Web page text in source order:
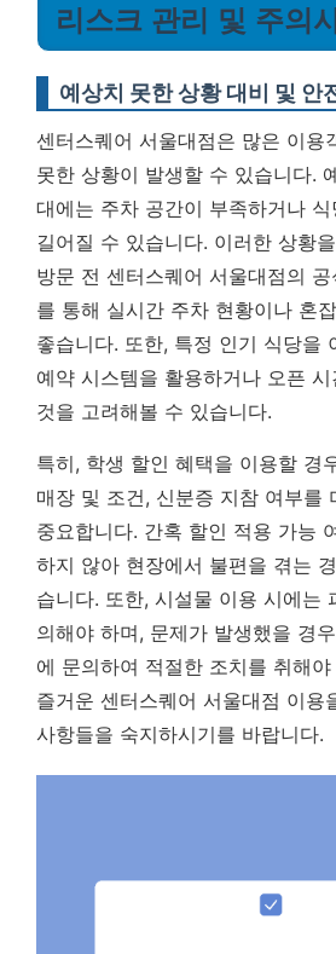
리스크 관리 및 주의
예상치 못한 상황 대비 및 안
센터스퀘어 서울대점은 많은 이용
못한 상황이 발생할 수 있습니다.
대에는 주차 공간이 부족하거나
길어질 수 있습니다. 이러한 상황
방문 전 센터스퀘어 서울대점의
를 통해 실시간 주차 현황이나 혼
좋습니다. 또한, 특정 인기 식당을
예약 시스템을 활용하거나 오픈
것을 고려해볼 수 있습니다.
특히, 학생 할인 혜택을 이용할 경
매장 및 조건, 신분증 지참 여부를
중요합니다. 간혹 할인 적용 가능
하지 않아 현장에서 불편을 겪는
습니다. 또한, 시설물 이용 시에는
의해야 하며, 문제가 발생했을 경
에 문의하여 적절한 조치를 취해
즐거운 센터스퀘어 서울대점 이용
사항들을 숙지하시기를 바랍니다.